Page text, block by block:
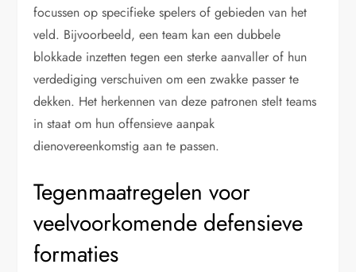
focussen op specifieke spelers of gebieden van het
veld. Bijvoorbeeld, een team kan een dubbele
blokkade inzetten tegen een sterke aanvaller of hun
verdediging verschuiven om een zwakke passer te
dekken. Het herkennen van deze patronen stelt teams
in staat om hun offensieve aanpak
dienovereenkomstig aan te passen.
Tegenmaatregelen voor
veelvoorkomende defensieve
formaties